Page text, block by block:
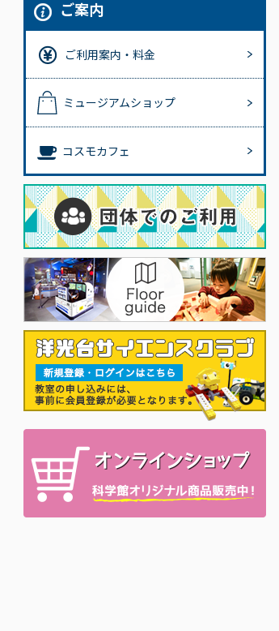
ご案内
ご利用案内・料金
ミュージアムショップ
コスモカフェ